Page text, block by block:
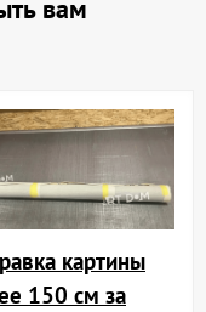
вам
картины
150 см за